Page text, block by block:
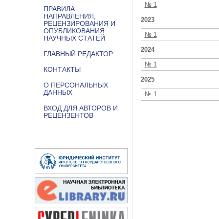
ПРАВИЛА
НАПРАВЛЕНИЯ,
РЕЦЕНЗИРОВАНИЯ И
ОПУБЛИКОВАНИЯ
НАУЧНЫХ СТАТЕЙ
ГЛАВНЫЙ РЕДАКТОР
КОНТАКТЫ
О ПЕРСОНАЛЬНЫХ
ДАННЫХ
ВХОД ДЛЯ АВТОРОВ И
РЕЦЕНЗЕНТОВ
№ 1
2023
№ 1
2024
№ 1
2025
№ 1